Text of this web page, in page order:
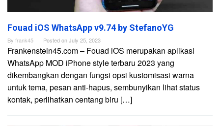
Fouad iOS WhatsApp v9.74 by StefanoYG
By frank45 Posted onJuly 25, 2023
Frankenstein45.com – Fouad iOS merupakan aplikasi
WhatsApp MOD iPhone style terbaru 2023 yang
dikembangkan dengan fungsi opsi kustomisasi warna
untuk tema, pesan anti-hapus, sembunyikan lihat status
kontak, perlihatkan centang biru […]